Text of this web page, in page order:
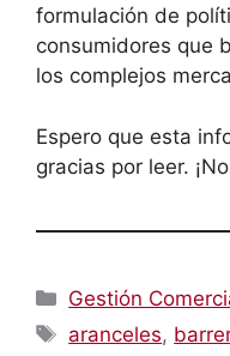
formulación de
consumidores que
los complejos
Espero que esta
gracias por leer.
Categorías
Gestión
Etiquetas
aranceles,